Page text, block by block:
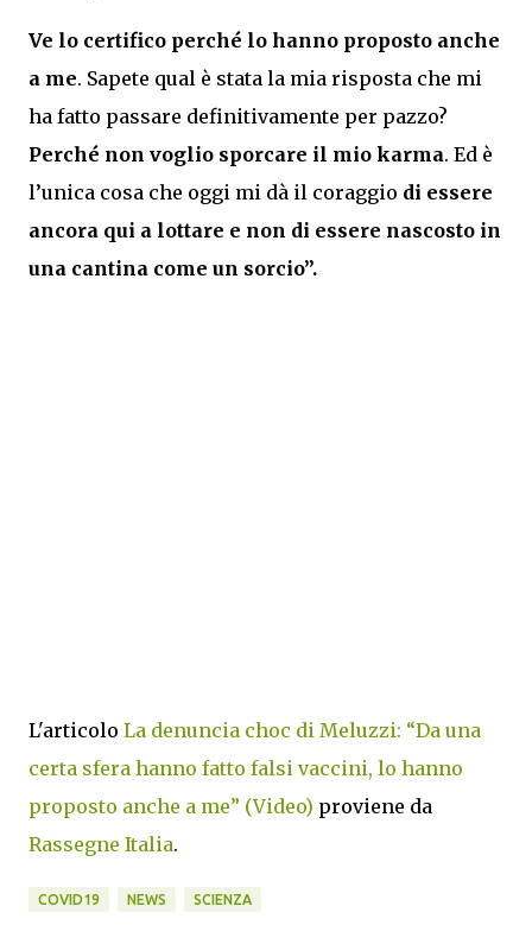
Ve lo certifico perché lo hanno proposto anche
a me. Sapete qual è stata la mia risposta che mi
ha fatto passare definitivamente per pazzo?
Perché non voglio sporcare il mio karma. Ed è
l’unica cosa che oggi mi dà il coraggio di essere
ancora qui a lottare e non di essere nascosto in
una cantina come un sorcio”.
L'articolo La denuncia choc di Meluzzi: “Da una
certa sfera hanno fatto falsi vaccini, lo hanno
proposto anche a me” (Video) proviene da
Rassegne Italia.
COVID19 NEWS SCIENZA